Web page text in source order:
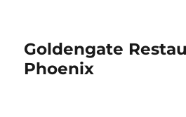
Goldengate
Phoenix